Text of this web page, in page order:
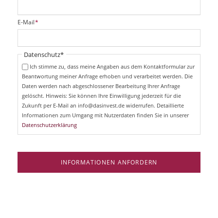
i
c
t
f
P
f
i
E-Mail*
Pflichtfeld
Datenschutz*
Ich stimme zu, dass meine Angaben aus dem Kontaktformular zur
Beantwortung meiner Anfrage erhoben und verarbeitet werden. Die
Daten werden nach abgeschlossener Bearbeitung Ihrer Anfrage
gelöscht. Hinweis: Sie können Ihre Einwilligung jederzeit für die
Zukunft per E-Mail an info@dasinvest.de widerrufen. Detaillierte
Informationen zum Umgang mit Nutzerdaten finden Sie in unserer
Datenschutzerklärung
INFORMATIONEN ANFORDERN